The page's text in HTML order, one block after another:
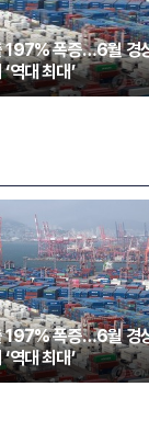
197% 폭증…6월 경
역대 최대’
197% 폭증…6월 경
역대 최대’